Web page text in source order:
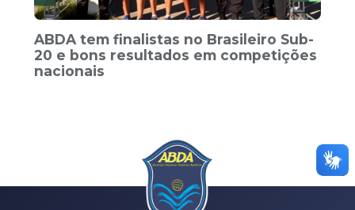
ABDA tem finalistas no Brasileiro Sub-
20 e bons resultados em competições
nacionais